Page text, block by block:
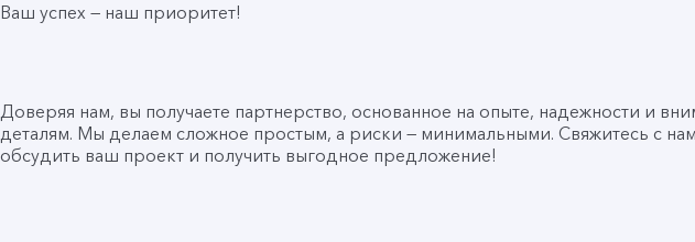
Ваш успех — наш приоритет!
Доверяя нам, вы получаете партнерство, основанное на опыте, надежности и
деталям. Мы делаем сложное простым, а риски — минимальными. Свяжитесь с
обсудить ваш проект и получить выгодное предложение!